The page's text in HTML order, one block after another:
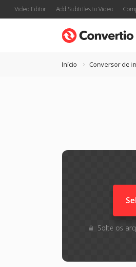
Video Editor Add Subtitles to Video
Início Conversor de
Solte os